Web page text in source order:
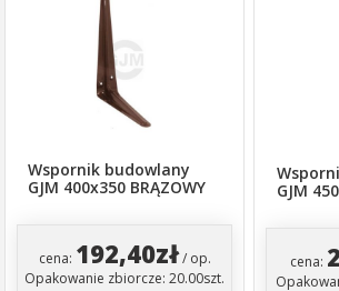
Wspornik budowlany
GJM 400x350 BRĄZOWY
cena: 192,40zł/ op.
Opakowanie zbiorcze: 20.00szt.
GJM
cena: